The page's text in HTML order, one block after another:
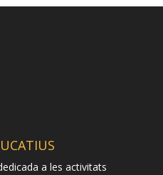
a les activitats